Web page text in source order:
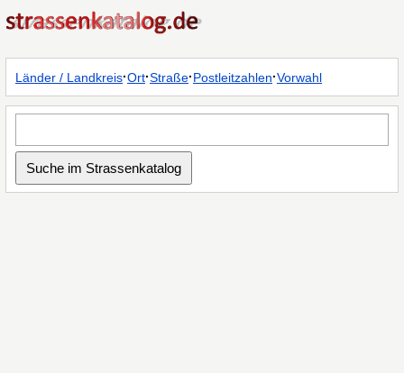
Länder / Landkreis·Ort·Straße·Postleitzahlen·Vorwahl